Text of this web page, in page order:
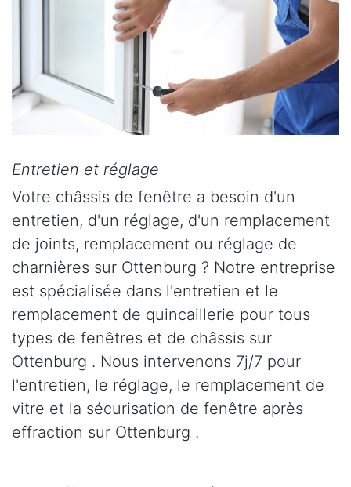
Entretien et réglage
Votre châssis de fenêtre a besoin d'un
entretien, d'un réglage, d'un remplacement
de joints, remplacement ou réglage de
charnières sur Ottenburg ? Notre entreprise
est spécialisée dans l'entretien et le
remplacement de quincaillerie pour tous
types de fenêtres et de châssis sur
Ottenburg . Nous intervenons 7j/7 pour
l'entretien, le réglage, le remplacement de
vitre et la sécurisation de fenêtre après
effraction sur Ottenburg .